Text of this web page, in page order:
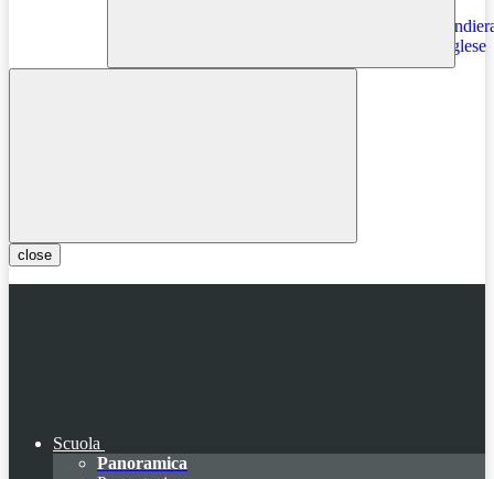
close
Scuola
Panoramica